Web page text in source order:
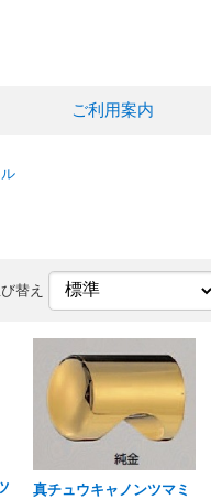
ご利用案内
替え
真チュウキャノンツマミ